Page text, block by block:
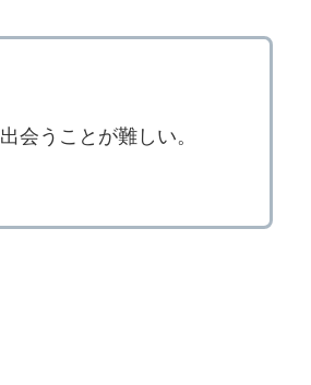
会うことが難しい。